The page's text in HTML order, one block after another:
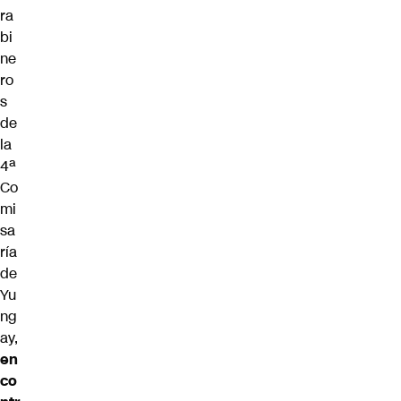
ra
bi
ne
ro
s
de
la
4ª
Co
mi
sa
ría
de
Yu
ng
ay,
en
co